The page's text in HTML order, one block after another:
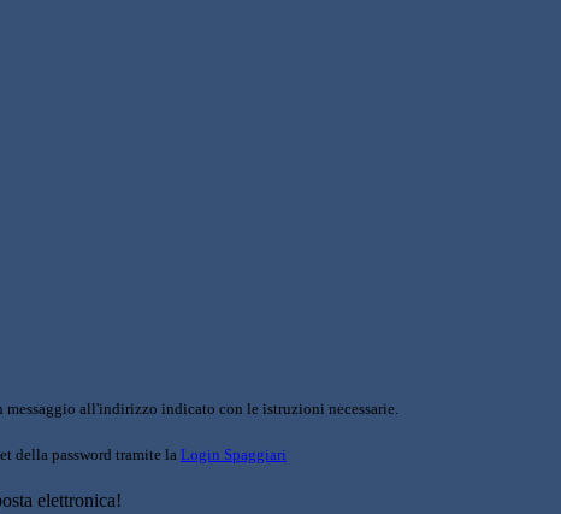
messaggio all'indirizzo indicato con le istruzioni necessarie.
della password tramite la Login Spaggiari
elettronica!